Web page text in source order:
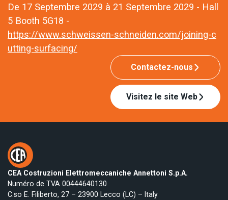
De 17 Septembre 2029 à 21 Septembre 2029 - Hall
5 Booth 5G18 -
https://www.schweissen-schneiden.com/joining-c
utting-surfacing/
Contactez-nous
Visitez le site Web
CEA Costruzioni Elettromeccaniche Annettoni S.p.A.
Numéro de TVA 00444640130
C.so E. Filiberto, 27 – 23900 Lecco (LC) – Italy